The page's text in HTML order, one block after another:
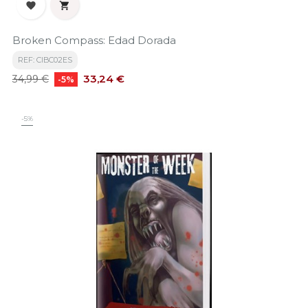
 
Broken Compass: Edad Dorada
REF: CIBC02ES
Precio
34,99 € -5% Precio
33,24 €
-5%